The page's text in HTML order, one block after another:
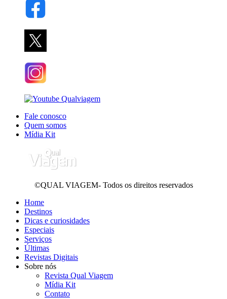
Fale conosco
Quem somos
Mídia Kit
©QUAL VIAGEM- Todos os direitos reservados
Home
Destinos
Dicas e curiosidades
Especiais
Serviços
Últimas
Revistas Digitais
Sobre nós
Revista Qual Viagem
Mídia Kit
Contato